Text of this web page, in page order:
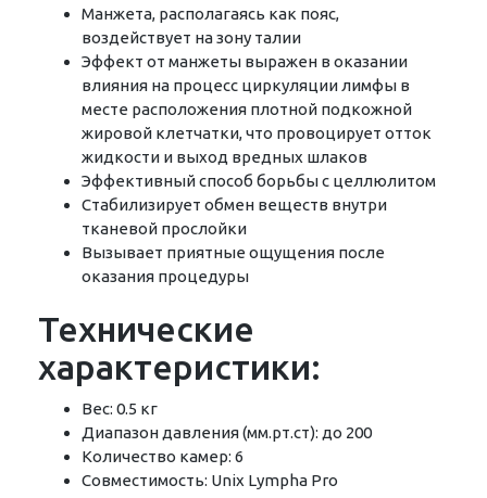
Манжета, располагаясь как пояс,
воздействует на зону талии
Эффект от манжеты выражен в оказании
влияния на процесс циркуляции лимфы в
месте расположения плотной подкожной
жировой клетчатки, что провоцирует отток
жидкости и выход вредных шлаков
Эффективный способ борьбы с целлюлитом
Стабилизирует обмен веществ внутри
тканевой прослойки
Вызывает приятные ощущения после
оказания процедуры
Технические
характеристики:
Вес: 0.5 кг
Диапазон давления (мм.рт.ст): до 200
Количество камер: 6
Совместимость: Unix Lympha Pro